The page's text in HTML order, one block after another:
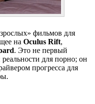
фильмов для
на Oculus Rift,
. Это не первый
для порно; он
прогресса для